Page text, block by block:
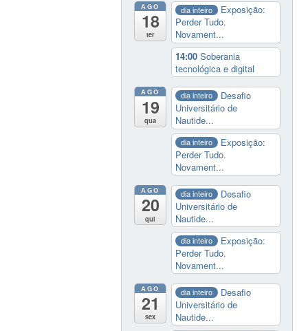
AGO
18
ter
dia inteiro
Exposição:
Perder Tudo.
Novament...
14:00Soberania
tecnológica e digital
AGO
19
qua
dia inteiro
Desafio
Universitário de
Nautide...
dia inteiro
Exposição:
Perder Tudo.
Novament...
AGO
20
qui
dia inteiro
Desafio
Universitário de
Nautide...
dia inteiro
Exposição:
Perder Tudo.
Novament...
AGO
21
sex
dia inteiro
Desafio
Universitário de
Nautide...